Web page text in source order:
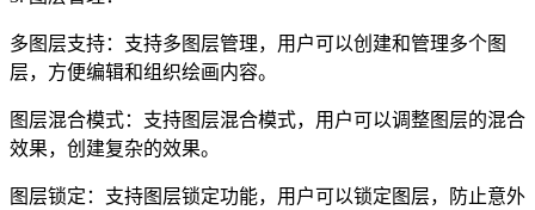
多图层支持：支持多图层管理，用户可以创建和管理多个图
层，方便编辑和组织绘画内容。
图层混合模式：支持图层混合模式，用户可以调整图层的混合
效果，创建复杂的效果。
图层锁定：支持图层锁定功能，用户可以锁定图层，防止意外